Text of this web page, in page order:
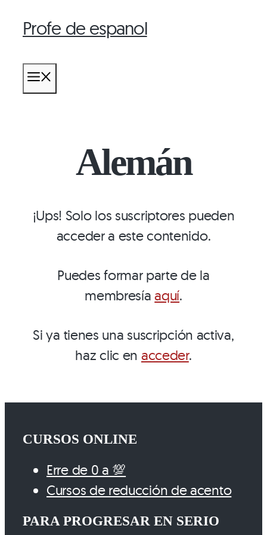
Saltar
contenido
Profe de espanol
Alemán
¡Ups! Solo los suscriptores pueden
acceder a este contenido.
Puedes formar parte de la
membresíaaquí.
Si ya tienes una suscripción activa,
haz clic en acceder.
CURSOS ONLINE
Erre de 0 a 💯
Cursos de reducción de acento
PARA PROGRESAR EN SERIO